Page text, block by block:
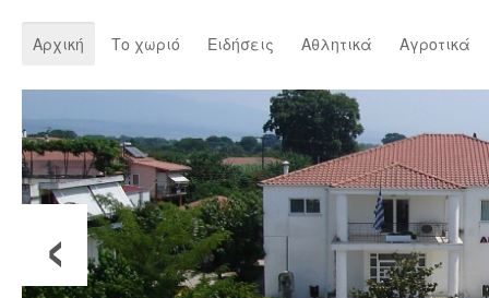
Αρχική Το χωριό Ειδήσεις Αθλητικά Αγροτικά
‹